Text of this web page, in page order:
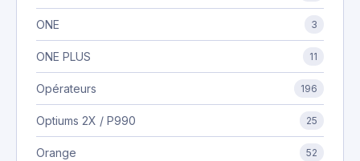
ONE 3
ONE PLUS 11
Opérateurs 196
Optiums 2X / P990 25
Orange 52